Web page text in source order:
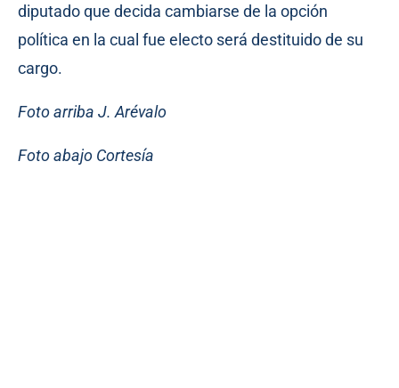
diputado que decida cambiarse de la opción
política en la cual fue electo será destituido de su
cargo.
Foto arriba J. Arévalo
Foto abajo Cortesía